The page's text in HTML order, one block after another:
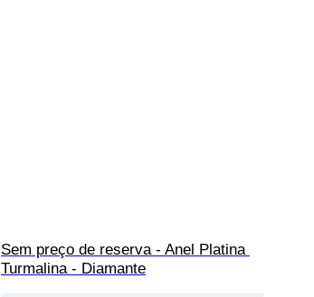
Sem preço de reserva - Anel Platina
Turmalina - Diamante